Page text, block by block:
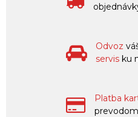
Odvoz
servis ku
Platba
prevodom